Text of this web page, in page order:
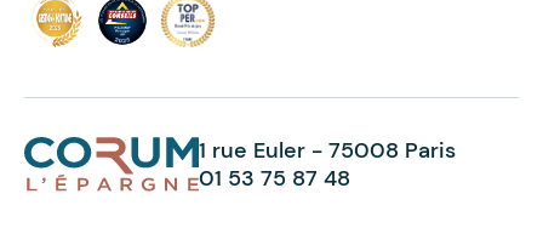
1 rue Euler - 75008 Paris
01 53 75 87 48